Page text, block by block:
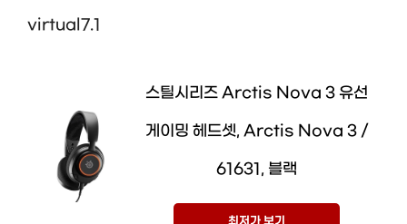
virtual7.1
스틸시리즈 Arctis Nova 3 유선
게이밍 헤드셋, Arctis Nova 3 /
61631, 블랙